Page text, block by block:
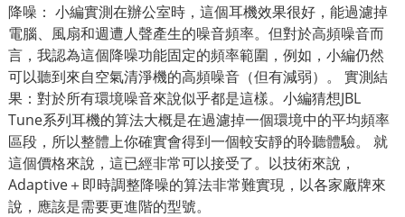
降噪： 小編實測在辦公室時，這個耳機效果很好，能過濾掉
電腦、風扇和週遭人聲產生的噪音頻率。但對於高頻噪音而
言，我認為這個降噪功能固定的頻率範圍，例如，小編仍然
可以聽到來自空氣清淨機的高頻噪音（但有減弱）。 實測結
果：對於所有環境噪音來說似乎都是這樣。小編猜想JBL
Tune系列耳機的算法大概是在過濾掉一個環境中的平均頻率
區段，所以整體上你確實會得到一個較安靜的聆聽體驗。 就
這個價格來說，這已經非常可以接受了。以技術來說，
Adaptive＋即時調整降噪的算法非常難實現，以各家廠牌來
說，應該是需要更進階的型號。